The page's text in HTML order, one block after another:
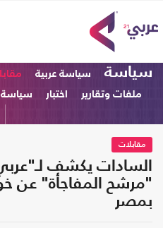
سياسة سياسة عربية
ملفات وتقارير
اختبار سياسة
مقابلات
"مرشح المفاجأة" عن
بمصر